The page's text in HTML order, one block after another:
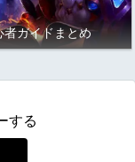
者ガイドまとめ
する